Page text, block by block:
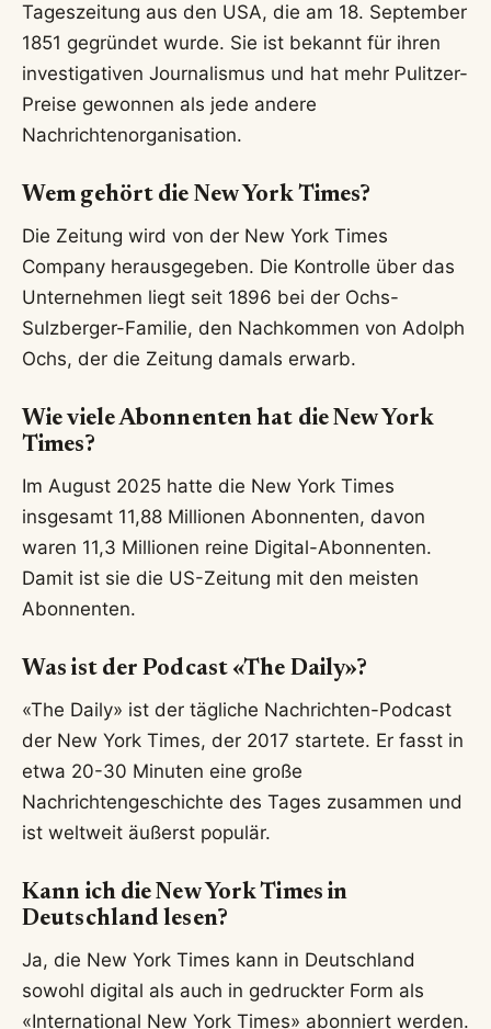
Tageszeitung aus den USA, die am 18. September
1851 gegründet wurde. Sie ist bekannt für ihren
investigativen Journalismus und hat mehr Pulitzer-
Preise gewonnen als jede andere
Nachrichtenorganisation.
Wem gehört die New York Times?
Die Zeitung wird von der New York Times
Company herausgegeben. Die Kontrolle über das
Unternehmen liegt seit 1896 bei der Ochs-
Sulzberger-Familie, den Nachkommen von Adolph
Ochs, der die Zeitung damals erwarb.
Wie viele Abonnenten hat die New York
Times?
Im August 2025 hatte die New York Times
insgesamt 11,88 Millionen Abonnenten, davon
waren 11,3 Millionen reine Digital-Abonnenten.
Damit ist sie die US-Zeitung mit den meisten
Abonnenten.
Was ist der Podcast «The Daily»?
«The Daily» ist der tägliche Nachrichten-Podcast
der New York Times, der 2017 startete. Er fasst in
etwa 20-30 Minuten eine große
Nachrichtengeschichte des Tages zusammen und
ist weltweit äußerst populär.
Kann ich die New York Times in
Deutschland lesen?
Ja, die New York Times kann in Deutschland
sowohl digital als auch in gedruckter Form als
«International New York Times» abonniert werden.